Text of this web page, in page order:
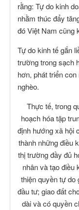
rằng: Tự do kinh
nhằm thúc đẩy
đó Việt Nam cũng
Tự do kinh tế gắn
trường trong sạch
hơn, phát triển
nghèo.
Thực tế, trong
hoạch hóa tập
định hướng xã hội
thành những điều
thị trường đầy đủ
nhân và tạo điều
thiện quyền tự do
đầu tư; giao đất
dài và có quyền